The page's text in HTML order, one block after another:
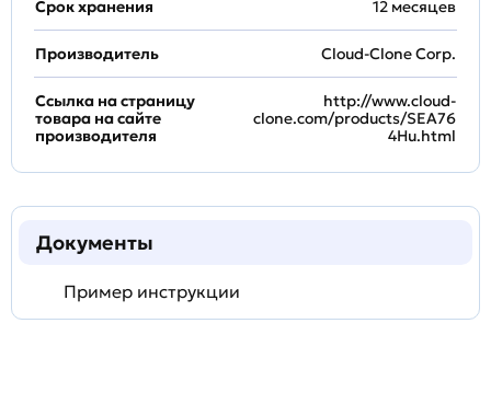
Срок хранения 12 месяцев
Производитель Cloud-Clone Corp.
Ссылка на страницу
товара на сайте
производителя
http://www.cloud-
clone.com/products/SEA76
4Hu.html
Документы
Пример инструкции